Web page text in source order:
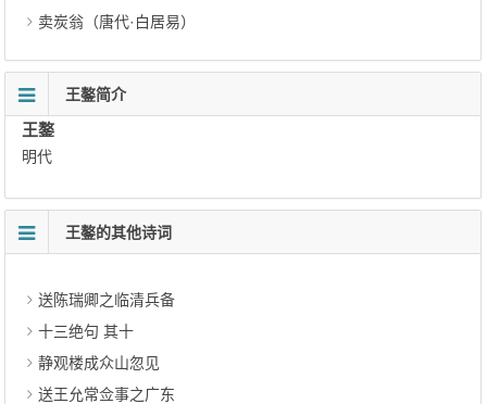
卖炭翁（唐代·白居易）
王鏊简介
王鏊
明代
王鏊的其他诗词
送陈瑞卿之临清兵备
十三绝句 其十
静观楼成众山忽见
送王允常佥事之广东